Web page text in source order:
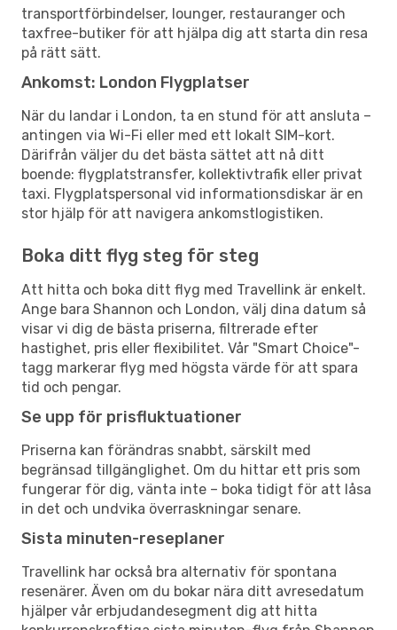
transportförbindelser, lounger, restauranger och
taxfree-butiker för att hjälpa dig att starta din resa
på rätt sätt.
Ankomst: London Flygplatser
När du landar i London, ta en stund för att ansluta –
antingen via Wi-Fi eller med ett lokalt SIM-kort.
Därifrån väljer du det bästa sättet att nå ditt
boende: flygplatstransfer, kollektivtrafik eller privat
taxi. Flygplatspersonal vid informationsdiskar är en
stor hjälp för att navigera ankomstlogistiken.
Boka ditt flyg steg för steg
Att hitta och boka ditt flyg med Travellink är enkelt.
Ange bara Shannon och London, välj dina datum så
visar vi dig de bästa priserna, filtrerade efter
hastighet, pris eller flexibilitet. Vår "Smart Choice"-
tagg markerar flyg med högsta värde för att spara
tid och pengar.
Se upp för prisfluktuationer
Priserna kan förändras snabbt, särskilt med
begränsad tillgänglighet. Om du hittar ett pris som
fungerar för dig, vänta inte – boka tidigt för att låsa
in det och undvika överraskningar senare.
Sista minuten-reseplaner
Travellink har också bra alternativ för spontana
resenärer. Även om du bokar nära ditt avresedatum
hjälper vår erbjudandesegment dig att hitta